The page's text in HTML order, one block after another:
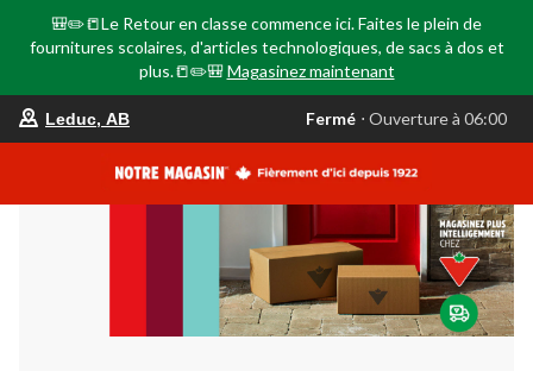
🎒✏️📒Le Retour en classe commence ici. Faites le plein de
fournitures scolaires, d'articles technologiques, de sacs à dos et
plus.📒✏️🎒 Magasinez maintenant
votre
est
AB,
Fermé,
Ouverture
à
06:00
Leduc, AB Fermé ⋅ Ouverture à 06:00